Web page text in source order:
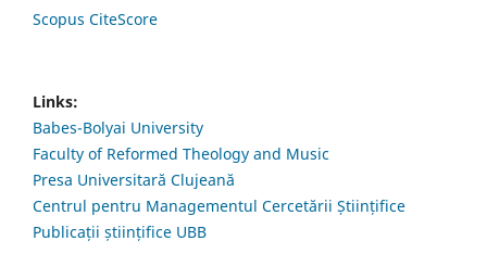
Scopus CiteScore
Links:
Babes-Bolyai University
Faculty of Reformed Theology and Music
Presa Universitară Clujeană
Centrul pentru Managementul Cercetării Științifice
Publicații științifice UBB